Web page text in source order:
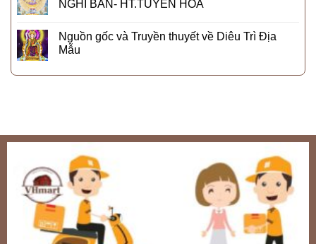
NGHĨ BÀN- HT.TUYÊN HÓA
Nguồn gốc và Truyền thuyết về Diêu Trì Địa
Mẫu